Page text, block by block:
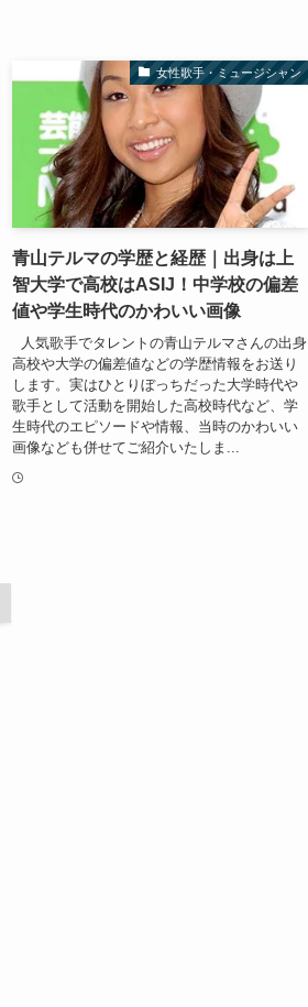
女性歌手・ミュージシャン
青山テルマの学歴と経歴｜出身は上
智大学で高校はASIJ！中学校の偏差
値や学生時代のかわいい画像
人気歌手でタレントの青山テルマさんの出身
高校や大学の偏差値などの学歴情報をお送り
します。実はひとりぼっちだった大学時代や
歌手として活動を開始した高校時代など、学
生時代のエピソードや情報、当時のかわいい
画像なども併せてご紹介いたしま...